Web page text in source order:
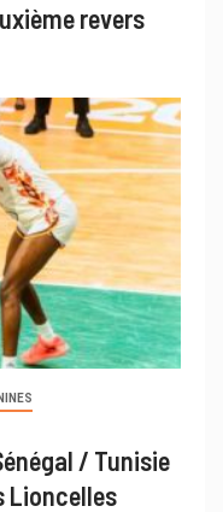
revers
/ Tunisie
Lioncelles